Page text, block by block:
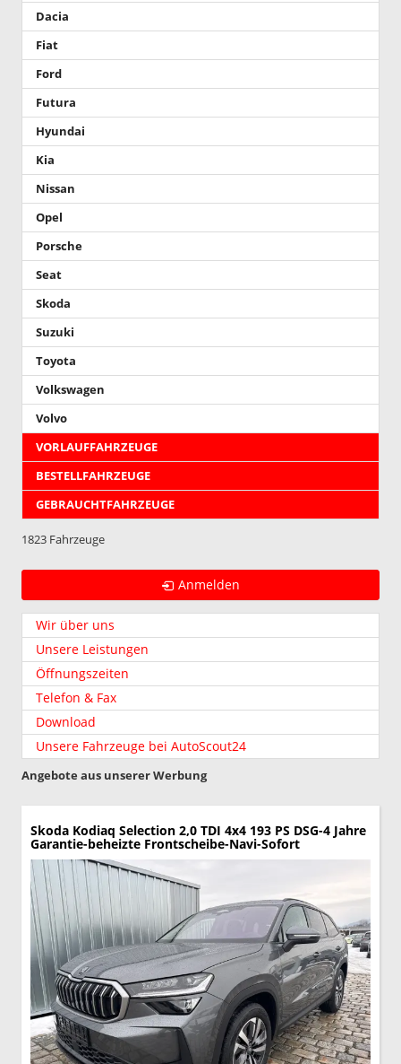
Dacia
Fiat
Ford
Futura
Hyundai
Kia
Nissan
Opel
Porsche
Seat
Skoda
Suzuki
Toyota
Volkswagen
Volvo
VORLAUFFAHRZEUGE
BESTELLFAHRZEUGE
GEBRAUCHTFAHRZEUGE
1823 Fahrzeuge
Anmelden
Wir über uns
Unsere Leistungen
Öffnungszeiten
Telefon & Fax
Download
Unsere Fahrzeuge bei AutoScout24
Angebote aus unserer Werbung
Skoda Kodiaq Selection 2,0 TDI 4x4 193 PS DSG-4 Jahre
Garantie-beheizte Frontscheibe-Navi-Sofort